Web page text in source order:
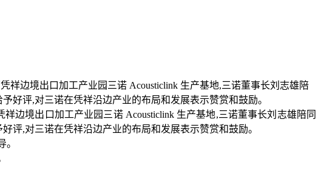
边境出口加工产业园三诺 Acousticlink 生产基地,三诺董事长刘志雄陪同
评,对三诺在凭祥沿边产业的布局和发展表示赞赏和鼓励。